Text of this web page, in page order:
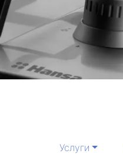
Услуги